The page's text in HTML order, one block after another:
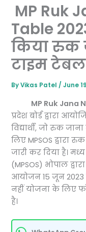
MP Ruk
Table
किया रुक
टाइम टेबल
ByVikas Patel/June
MP Ruk Jana
प्रदेश बोर्ड द्वारा
विद्यार्थी, जो रुक
लिए MPSOS द्वारा
जारी कर दिया है।
(MPSOS) भोपाल
आयोजन 15 जून 2023
नहीं योजना के लिए
है।